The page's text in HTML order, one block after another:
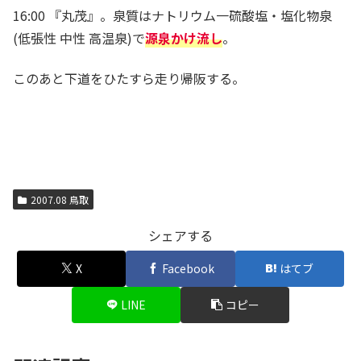
16:00 『丸茂』。泉質はナトリウム一硫酸塩・塩化物泉
(低張性 中性 高温泉)で源泉かけ流し。
このあと下道をひたすら走り帰阪する。
2007.08 鳥取
シェアする
X Facebook はてブ
LINE コピー